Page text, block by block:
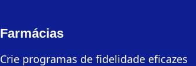
Farmácias
Crie programas de fidelidade eficazes